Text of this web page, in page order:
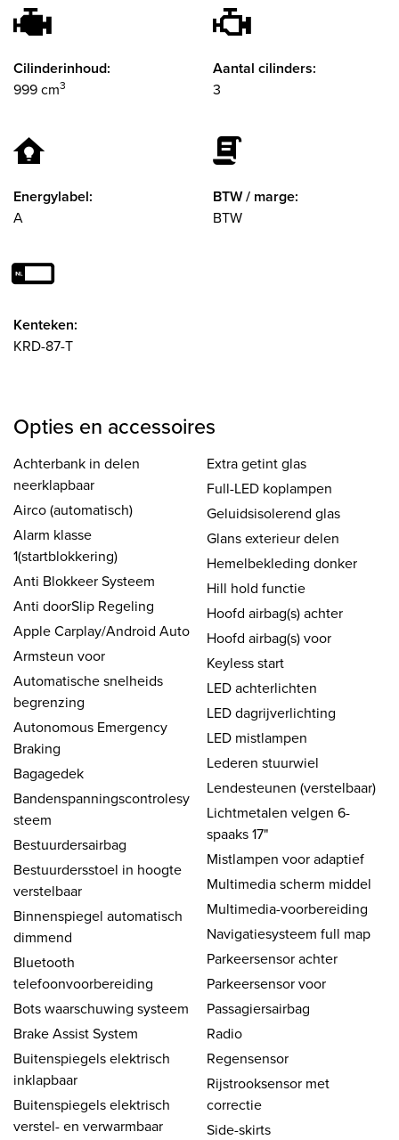
Cilinderinhoud:
999 cm3
Aantal cilinders:
3
Energylabel:
A
BTW / marge:
BTW
Kenteken:
KRD-87-T
Opties en accessoires
Achterbank in delen
neerklapbaar
Airco (automatisch)
Alarm klasse
1(startblokkering)
Anti Blokkeer Systeem
Anti doorSlip Regeling
Apple Carplay/Android Auto
Armsteun voor
Automatische snelheids
begrenzing
Autonomous Emergency
Braking
Bagagedek
Bandenspanningscontrolesy
steem
Bestuurdersairbag
Bestuurdersstoel in hoogte
verstelbaar
Binnenspiegel automatisch
dimmend
Bluetooth
telefoonvoorbereiding
Bots waarschuwing systeem
Brake Assist System
Buitenspiegels elektrisch
inklapbaar
Buitenspiegels elektrisch
verstel- en verwarmbaar
Extra getint glas
Full-LED koplampen
Geluidsisolerend glas
Glans exterieur delen
Hemelbekleding donker
Hill hold functie
Hoofd airbag(s) achter
Hoofd airbag(s) voor
Keyless start
LED achterlichten
LED dagrijverlichting
LED mistlampen
Lederen stuurwiel
Lendesteunen (verstelbaar)
Lichtmetalen velgen 6-
spaaks 17"
Mistlampen voor adaptief
Multimedia scherm middel
Multimedia-voorbereiding
Navigatiesysteem full map
Parkeersensor achter
Parkeersensor voor
Passagiersairbag
Radio
Regensensor
Rijstrooksensor met
correctie
Side-skirts